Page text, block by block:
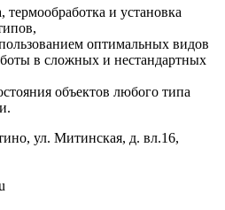
термообработка и установка
оптимальных видов
в сложных и нестандартных
объектов любого типа
ул. Митинская, д. вл.16,